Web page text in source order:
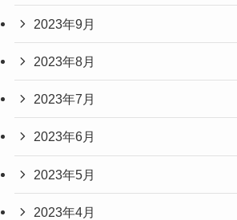
2023年9月
2023年8月
2023年7月
2023年6月
2023年5月
2023年4月